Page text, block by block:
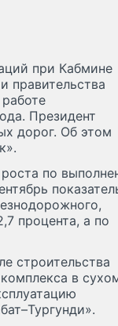
при Кабмине
правительства
Президент
дорог. Об этом
по
процента, а по
строительства
в